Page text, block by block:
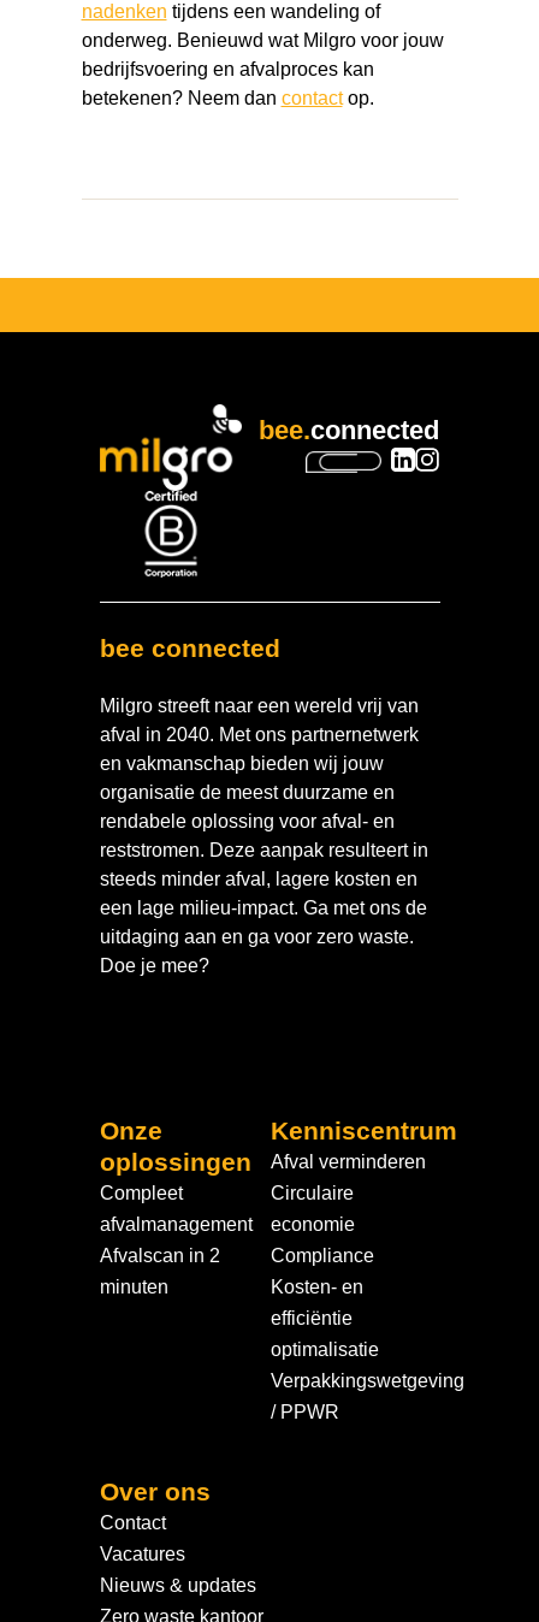
nadenken tijdens een wandeling of
onderweg. Benieuwd wat Milgro voor jouw
bedrijfsvoering en afvalproces kan
betekenen? Neem dan contactop.
bee.connected
bee connected
Milgro streeft naar een wereld vrij van
afval in 2040. Met ons partnernetwerk
en vakmanschap bieden wij jouw
organisatie de meest duurzame en
rendabele oplossing voor afval- en
reststromen. Deze aanpak resulteert in
steeds minder afval, lagere kosten en
een lage milieu-impact. Ga met ons de
uitdaging aan en ga voor zero waste.
Doe je mee?
Onze
oplossingen
Compleet
afvalmanagement
Afvalscan in 2
minuten
Kenniscentrum
Afval verminderen
Circulaire
economie
Compliance
Kosten- en
efficiëntie
optimalisatie
Verpakkingswetgeving
/ PPWR
Over ons
Contact
Vacatures
Nieuws & updates
Zero waste kantoor